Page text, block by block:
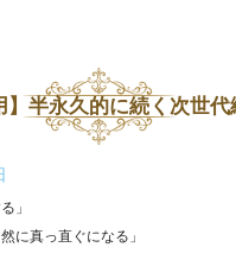
】半永久的に続く次世
」
に真っ直ぐになる」